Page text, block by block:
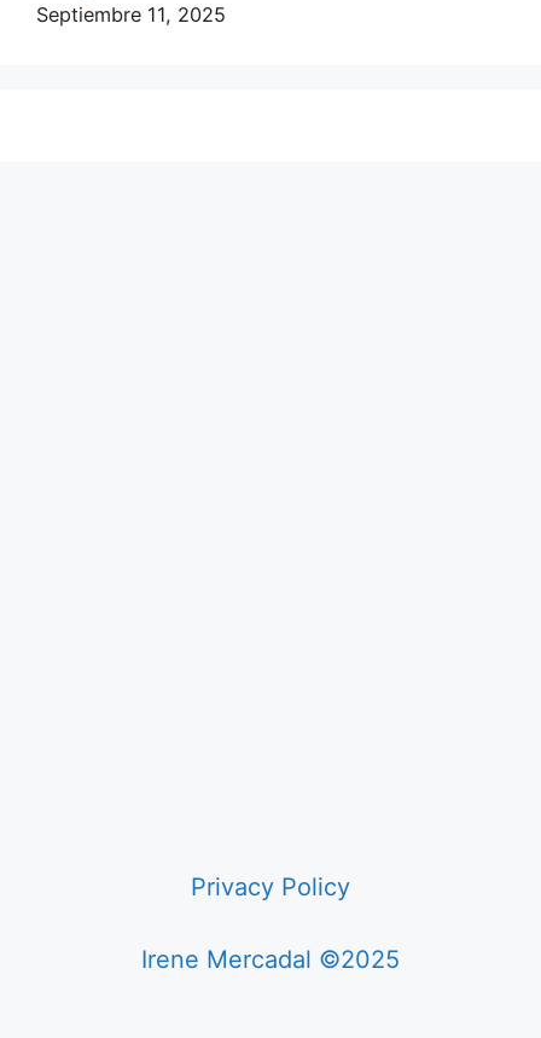
Septiembre 11, 2025
Privacy Policy
Irene Mercadal ©2025